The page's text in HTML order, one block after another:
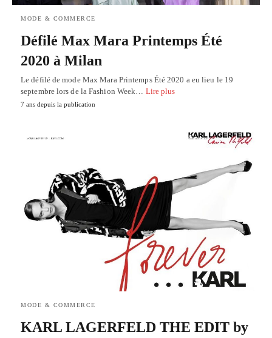
MODE & COMMERCE
Défilé Max Mara Printemps Été
2020 à Milan
Le défilé de mode Max Mara Printemps Été 2020 a eu lieu le 19
septembre lors de la Fashion Week… Lire plus
7 ans depuis la publication
MODE & COMMERCE
KARL LAGERFELD THE EDIT by